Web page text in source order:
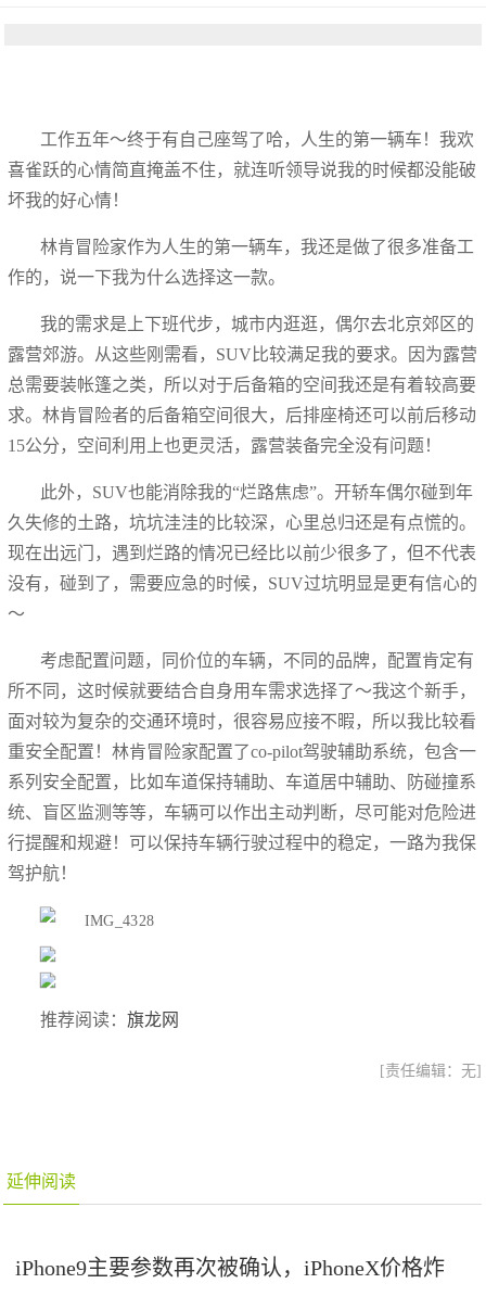
工作五年～终于有自己座驾了哈，人生的第一辆车！我欢
喜雀跃的心情简直掩盖不住，就连听领导说我的时候都没能破
坏我的好心情！
林肯冒险家作为人生的第一辆车，我还是做了很多准备工
作的，说一下我为什么选择这一款。
我的需求是上下班代步，城市内逛逛，偶尔去北京郊区的
露营郊游。从这些刚需看，SUV比较满足我的要求。因为露营
总需要装帐篷之类，所以对于后备箱的空间我还是有着较高要
求。林肯冒险者的后备箱空间很大，后排座椅还可以前后移动
15公分，空间利用上也更灵活，露营装备完全没有问题！
此外，SUV也能消除我的“烂路焦虑”。开轿车偶尔碰到年
久失修的土路，坑坑洼洼的比较深，心里总归还是有点慌的。
现在出远门，遇到烂路的情况已经比以前少很多了，但不代表
没有，碰到了，需要应急的时候，SUV过坑明显是更有信心的
～
考虑配置问题，同价位的车辆，不同的品牌，配置肯定有
所不同，这时候就要结合自身用车需求选择了～我这个新手，
面对较为复杂的交通环境时，很容易应接不暇，所以我比较看
重安全配置！林肯冒险家配置了co-pilot驾驶辅助系统，包含一
系列安全配置，比如车道保持辅助、车道居中辅助、防碰撞系
统、盲区监测等等，车辆可以作出主动判断，尽可能对危险进
行提醒和规避！可以保持车辆行驶过程中的稳定，一路为我保
驾护航！
推荐阅读：旗龙网
[责任编辑：无]
延伸阅读
iPhone9主要参数再次被确认，iPhoneX价格炸